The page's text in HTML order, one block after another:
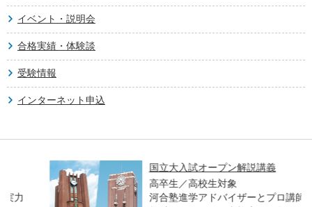
イベント・説明会
合格実績・体験談
受験情報
インターネット申込
国立大入試オープン解説講義
高卒生／高校生対象
河合塾進学アドバイザーとプロ講師が、各